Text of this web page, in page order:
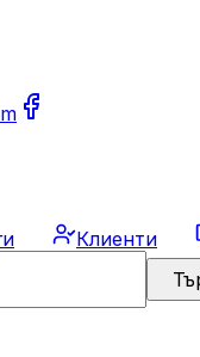
Клиенти